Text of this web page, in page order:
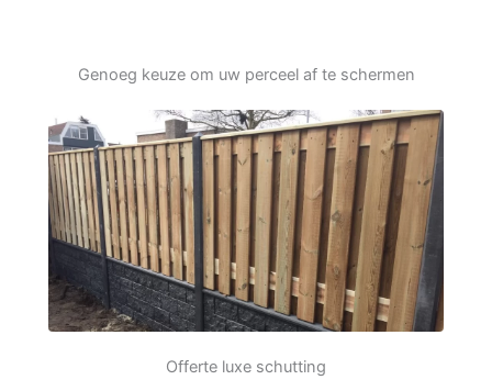
Genoeg keuze om uw perceel af te schermen
Offerte luxe schutting